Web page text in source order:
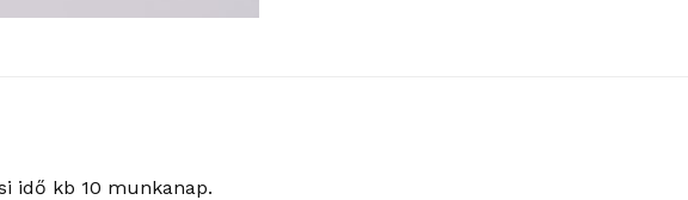
idő kb 10 munkanap.